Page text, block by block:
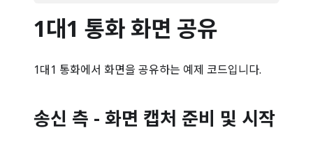
1대1 통화 화면 공유
1대1 통화에서 화면을 공유하는 예제 코드입니다.
송신 측 - 화면 캡처 준비 및 시작